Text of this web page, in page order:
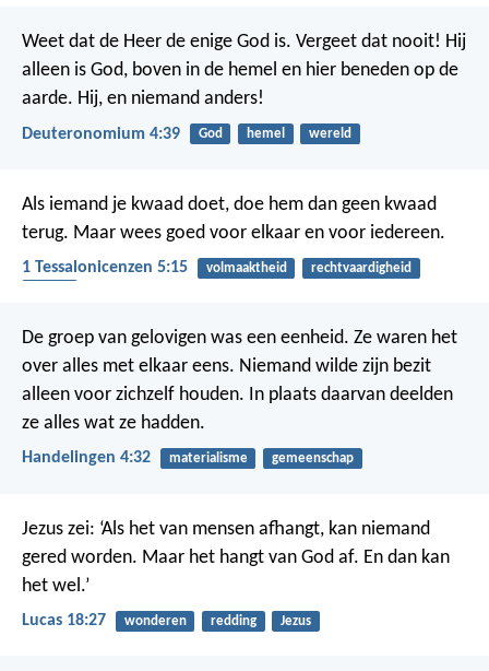
Weet dat de Heer de enige God is. Vergeet dat nooit! Hij
alleen is God, boven in de hemel en hier beneden op de
aarde. Hij, en niemand anders!
Deuteronomium 4:39 God hemel wereld
Als iemand je kwaad doet, doe hem dan geen kwaad
terug. Maar wees goed voor elkaar en voor iedereen.
1 Tessalonicenzen 5:15 volmaaktheid
rechtvaardigheid
De groep van gelovigen was een eenheid. Ze waren het
over alles met elkaar eens. Niemand wilde zijn bezit
alleen voor zichzelf houden. In plaats daarvan deelden
ze alles wat ze hadden.
Handelingen 4:32 materialisme gemeenschap
Jezus zei: ‘Als het van mensen afhangt, kan niemand
gered worden. Maar het hangt van God af. En dan kan
het wel.’
Lucas 18:27 wonderen redding Jezus